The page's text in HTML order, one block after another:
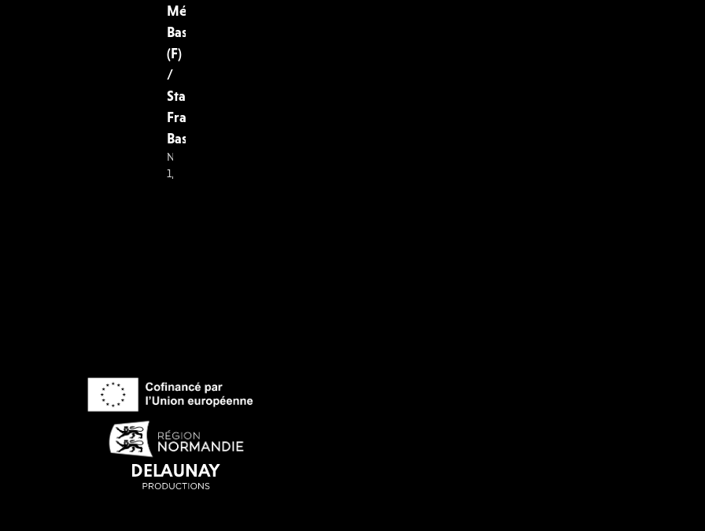
Métropole
Basket
(F)
/
Stade
Français
Basket
Nationale
1,